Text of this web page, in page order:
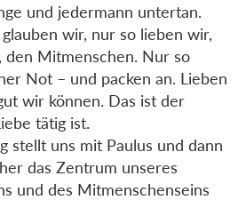
und jedermann untertan.
wir, nur so lieben wir,
den Mitmenschen. Nur so
Not – und packen an. Lieben
wir können. Das ist der
tätig ist.
stellt uns mit Paulus und dann
das Zentrum unseres
und des Mitmenschenseins